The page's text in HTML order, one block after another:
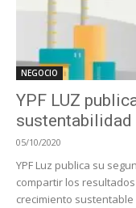
NEGOCIO
YPF LUZ
sustentabilidad
05/10/2020
YPF Luz publica su
compartir los
crecimiento sustentable